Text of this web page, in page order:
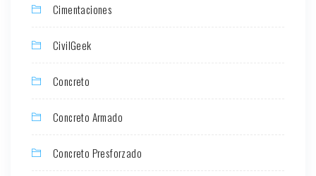
Cimentaciones
CivilGeek
Concreto
Concreto Armado
Concreto Presforzado